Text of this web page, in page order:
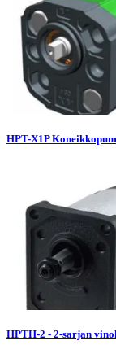
HPT-X1P
HPTH-2 - 2-sarjan